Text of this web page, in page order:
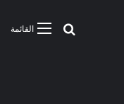
القائمةبحث عن